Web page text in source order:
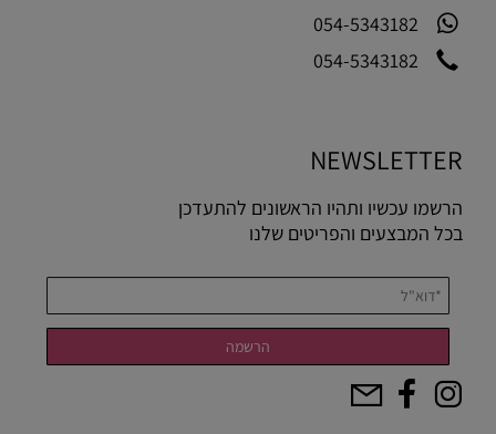
054-5343182
054-5343182
NEWSLETTER
הרשמו עכשיו ותהיו הראשונים להתעדכן
בכל המבצעים והפריטים שלנו